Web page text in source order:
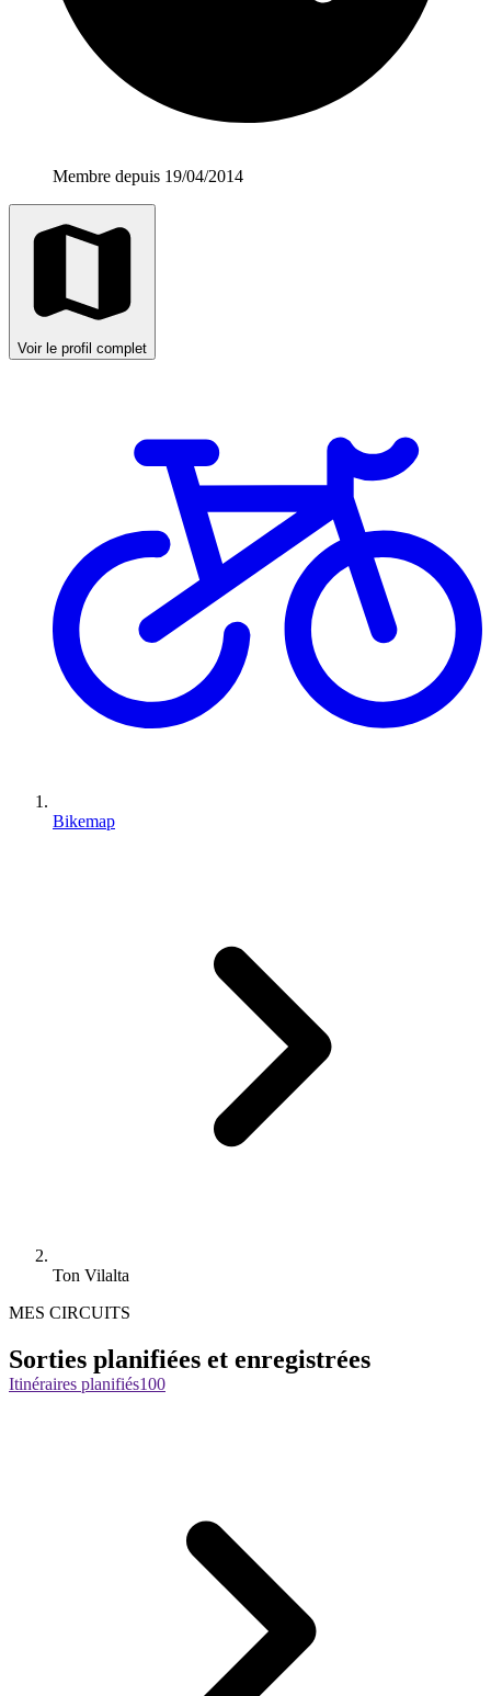
Membre depuis 19/04/2014
Voir le profil complet
Bikemap
Ton Vilalta
MES CIRCUITS
Sorties planifiées et enregistrées
Itinéraires planifiés100